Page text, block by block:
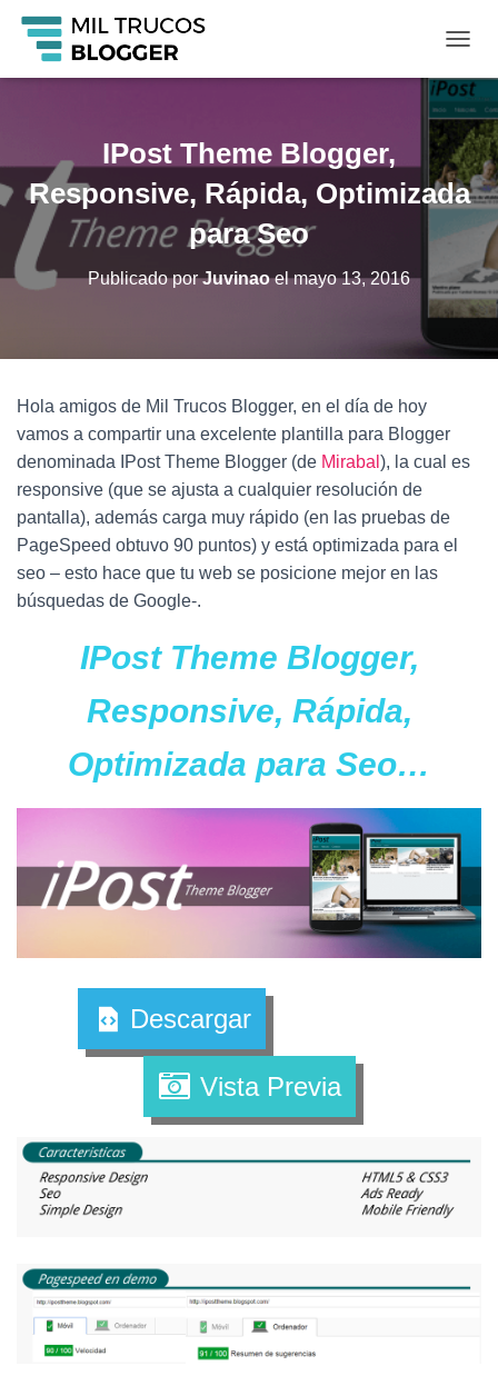
A
M
B
A
R
M
D
E
A
C
IPost Theme Blogger,
Responsive, Rápida, Optimizada
para Seo
Publicado porJuvinaoelmayo 13, 2016
Hola amigos de Mil Trucos Blogger, en el día de hoy
vamos a compartir una excelente plantilla para Blogger
denominada IPost Theme Blogger (de Mirabal ), la cual es
responsive (que se ajusta a cualquier resolución de
pantalla), además carga muy rápido (en las pruebas de
PageSpeed obtuvo 90 puntos) y está optimizada para el
seo – esto hace que tu web se posicione mejor en las
búsquedas de Google-.
IPost Theme Blogger,
Responsive, Rápida,
Optimizada para Seo…
Descargar
Vista Previa